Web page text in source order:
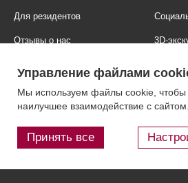
Для резидентов
Отзывы о нас 3D-
Контакты Блог
Управление файлами
Мы используем файлы cookie, чтобы
наилучшее взаимодействие с сайтом.
Принять все